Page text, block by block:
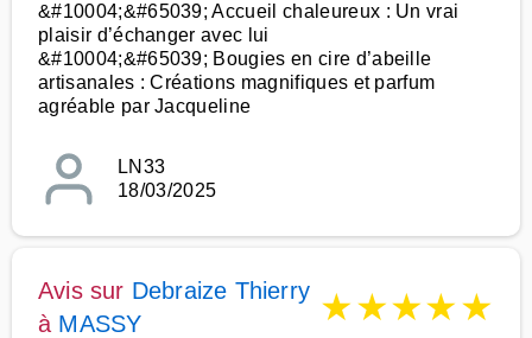
&#10004;&#65039; Accueil chaleureux : Un vrai
plaisir d’échanger avec lui
&#10004;&#65039; Bougies en cire d’abeille
artisanales : Créations magnifiques et parfum
agréable par Jacqueline
LN33
18/03/2025
Avis sur Debraize Thierry
à MASSY ★★★★★